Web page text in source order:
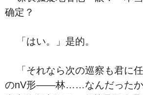
确定？
「はい。」是的。
「それなら次の巡察も君に
のnV形——林……なんだったか